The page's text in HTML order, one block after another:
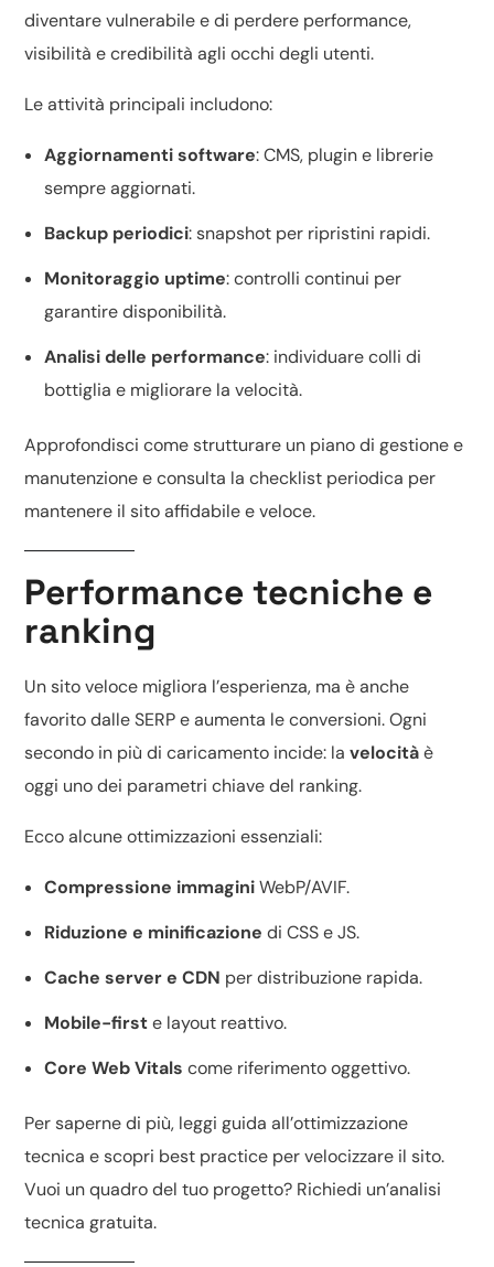
diventare vulnerabile e di perdere performance,
visibilità e credibilità agli occhi degli utenti.
Le attività principali includono:
Aggiornamenti software: CMS, plugin e librerie
sempre aggiornati.
Backup periodici: snapshot per ripristini rapidi.
Monitoraggio uptime: controlli continui per
garantire disponibilità.
Analisi delle performance: individuare colli di
bottiglia e migliorare la velocità.
Approfondisci come strutturare un piano digestione e
manutenzionee consulta lachecklist periodica per
mantenere il sito affidabile e veloce.
Performance tecniche e
ranking
Un sito veloce migliora l’esperienza, ma è anche
favorito dalle SERP e aumenta le conversioni. Ogni
secondo in più di caricamento incide: lavelocitàè
oggi uno dei parametri chiave del ranking.
Ecco alcune ottimizzazioni essenziali:
Compressione immaginiWebP/AVIF.
Riduzione e minificazione di CSS e JS.
Cache server e CDN per distribuzione rapida.
Mobile-firste layout reattivo.
Core Web Vitals come riferimento oggettivo.
Per saperne di più, leggiguida all’ottimizzazione
tecnica e scopri best practice per velocizzare il sito.
Vuoi un quadro del tuo progetto? Richiedi un’analisi
tecnica gratuita.